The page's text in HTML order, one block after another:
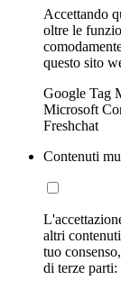
Accettando
oltre le
questo sito
Google Tag
Microsoft
Freshchat
Contenuti
altri
tuo
di terze parti: